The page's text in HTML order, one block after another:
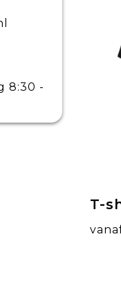
TRICORP WORKWEAR
8:30 -
T-